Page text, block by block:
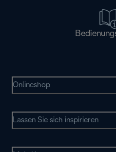
Onlineshop
Lassen Sie sich inspirieren